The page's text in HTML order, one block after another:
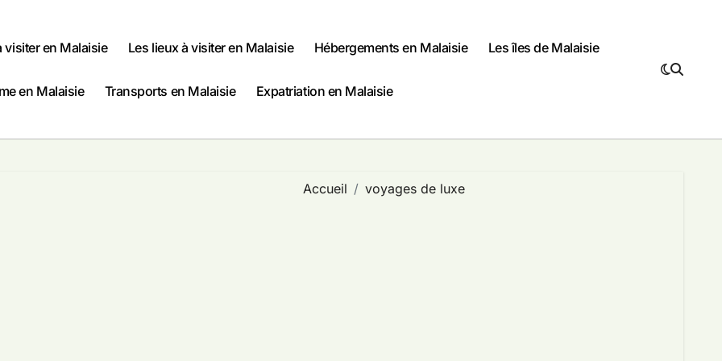
visiter en Malaisie Les lieux à visiter en Malaisie Hébergements en Malaisie Les îles de Malaisie
en Malaisie Transports en Malaisie Expatriation en Malaisie
Accueil voyages de luxe